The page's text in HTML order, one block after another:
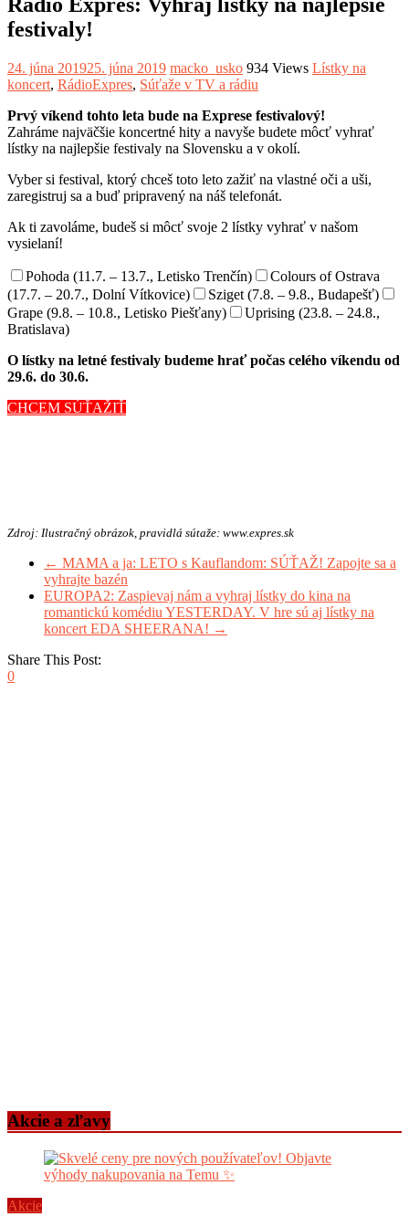
Rádio Expres: Vyhraj lístky na najlepšie
festivaly!
24. júna 201925. júna 2019 macko_usko 934 Views Lístky na
koncert, RádioExpres, Súťaže v TV a rádiu
Prvý víkend tohto leta bude na Exprese festivalový!
Zahráme najväčšie koncertné hity a navyše budete môcť vyhrať
lístky na najlepšie festivaly na Slovensku a v okolí.
Vyber si festival, ktorý chceš toto leto zažiť na vlastné oči a uši,
zaregistruj sa a buď pripravený na náš telefonát.
Ak ti zavoláme, budeš si môcť svoje 2 lístky vyhrať v našom
vysielaní!
Pohoda (11.7. – 13.7., Letisko Trenčín)
Colours of Ostrava
(17.7. – 20.7., Dolní Vítkovice)
Sziget (7.8. – 9.8., Budapešť)
Grape (9.8. – 10.8., Letisko Piešťany)
Uprising (23.8. – 24.8.,
Bratislava)
O lístky na letné festivaly budeme hrať počas celého víkendu od
29.6. do 30.6.
CHCEM SÚŤAŽIŤ
Zdroj: Ilustračný obrázok, pravidlá sútaže: www.expres.sk
← MAMA a ja: LETO s Kauflandom: SÚŤAŽ! Zapojte sa a
vyhrajte bazén
EUROPA2: Zaspievaj nám a vyhraj lístky do kina na
romantickú komédiu YESTERDAY. V hre sú aj lístky na
koncert EDA SHEERANA! →
Share This Post:
0
Akcie a zľavy
Akcie